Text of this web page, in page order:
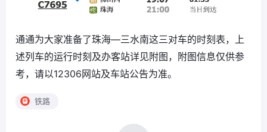
通通为大家准备了珠海—三水南这三对车的时刻表，上
述列车的运行时刻及办客站详见附图，附图信息仅供参
考，请以12306网站及车站公告为准。
铁路